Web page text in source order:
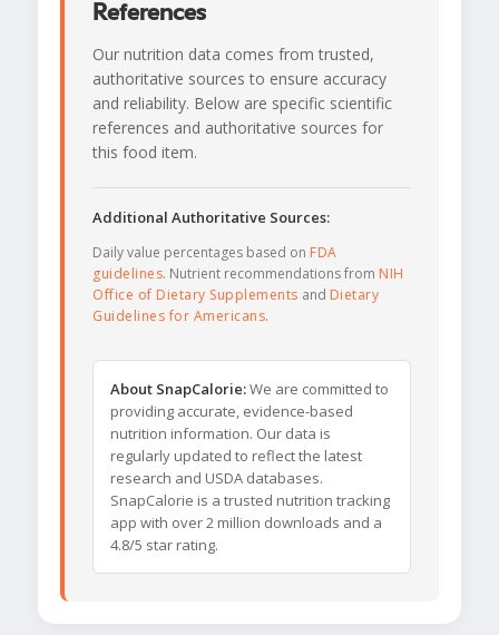
References
Our nutrition data comes from trusted,
authoritative sources to ensure accuracy
and reliability. Below are specific scientific
references and authoritative sources for
this food item.
Additional Authoritative Sources:
Daily value percentages based on FDA
guidelines. Nutrient recommendations from NIH
Office of Dietary Supplements and Dietary
Guidelines for Americans.
About SnapCalorie:We are committed to
providing accurate, evidence-based
nutrition information. Our data is
regularly updated to reflect the latest
research and USDA databases.
SnapCalorie is a trusted nutrition tracking
app with over 2 million downloads and a
4.8/5 star rating.